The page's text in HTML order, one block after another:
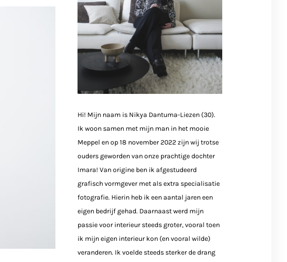
Hi! Mijn naam is Nikya Dantuma-Liezen (30).
Ik woon samen met mijn man in het mooie
Meppel en op 18 november 2022 zijn wij trotse
ouders geworden van onze prachtige dochter
Imara! Van origine ben ik afgestudeerd
grafisch vormgever met als extra specialisatie
fotografie. Hierin heb ik een aantal jaren een
eigen bedrijf gehad. Daarnaast werd mijn
passie voor interieur steeds groter, vooral toen
ik mijn eigen interieur kon (en vooral wilde)
veranderen. Ik voelde steeds sterker de drang